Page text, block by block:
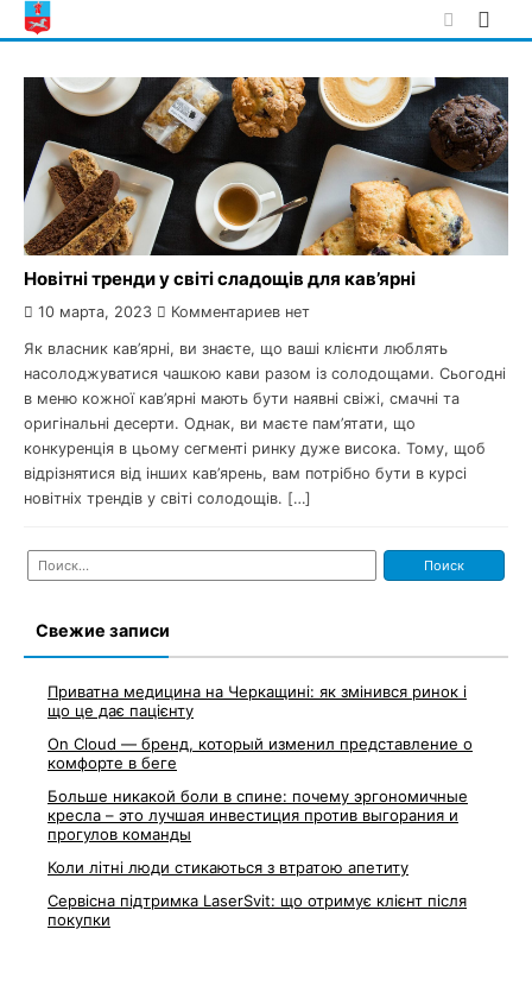
Skip
to
Новітні тренди у світі сладощів для кав’ярні
10 марта, 2023 Комментариев нет
Як власник кав’ярні, ви знаєте, що ваші клієнти люблять
насолоджуватися чашкою кави разом із солодощами. Сьогодні
в меню кожної кав’ярні мають бути наявні свіжі, смачні та
оригінальні десерти. Однак, ви маєте пам’ятати, що
конкуренція в цьому сегменті ринку дуже висока. Тому, щоб
відрізнятися від інших кав’ярень, вам потрібно бути в курсі
новітніх трендів у світі солодощів. […]
Найти:
Свежие записи
Приватна медицина на Черкащині: як змінився ринок і
що це дає пацієнту
On Cloud — бренд, который изменил представление о
комфорте в беге
Больше никакой боли в спине: почему эргономичные
кресла – это лучшая инвестиция против выгорания и
прогулов команды
Коли літні люди стикаються з втратою апетиту
Сервісна підтримка LaserSvit: що отримує клієнт після
покупки